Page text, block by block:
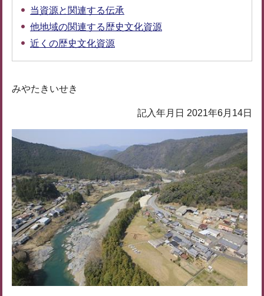
当資源と関連する伝承
他地域の関連する歴史文化資源
近くの歴史文化資源
みやたきいせき
記入年月日 2021年6月14日